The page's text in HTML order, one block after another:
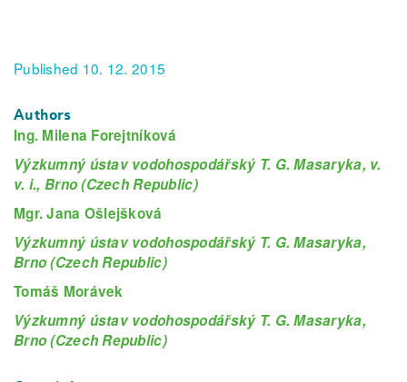
Published 10. 12. 2015
Authors
Ing. Milena Forejtníková
Výzkumný ústav vodohospodářský T. G. Masaryka, v.
v. i., Brno (Czech Republic)
Mgr. Jana Ošlejšková
Výzkumný ústav vodohospodářský T. G. Masaryka,
Brno (Czech Republic)
Tomáš Morávek
Výzkumný ústav vodohospodářský T. G. Masaryka,
Brno (Czech Republic)